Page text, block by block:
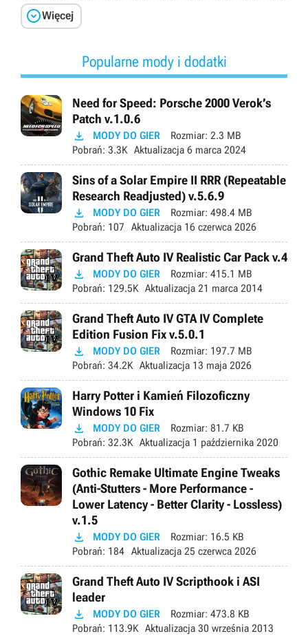
Więcej
Popularne mody i dodatki
Need for Speed: Porsche 2000 Verok’s
Patch v.1.0.6
 MODY DO GIER Rozmiar: 2.3 MB
Pobrań: 3.3K Aktualizacja 6 marca 2024
Sins of a Solar Empire II RRR (Repeatable
Research Readjusted) v.5.6.9
 MODY DO GIER Rozmiar: 498.4 MB
Pobrań: 107 Aktualizacja 16 czerwca 2026
Grand Theft Auto IV Realistic Car Pack v.4
 MODY DO GIER Rozmiar: 415.1 MB
Pobrań: 129.5K Aktualizacja 21 marca 2014
Grand Theft Auto IV GTA IV Complete
Edition Fusion Fix v.5.0.1
 MODY DO GIER Rozmiar: 197.7 MB
Pobrań: 34.2K Aktualizacja 13 maja 2026
Harry Potter i Kamień Filozoficzny
Windows 10 Fix
 MODY DO GIER Rozmiar: 81.7 KB
Pobrań: 32.3K Aktualizacja 1 października 2020
Gothic Remake Ultimate Engine Tweaks
(Anti-Stutters - More Performance -
Lower Latency - Better Clarity - Lossless)
v.1.5
 MODY DO GIER Rozmiar: 16.5 KB
Pobrań: 184 Aktualizacja 25 czerwca 2026
Grand Theft Auto IV Scripthook i ASI
leader
 MODY DO GIER Rozmiar: 473.8 KB
Pobrań: 113.9K Aktualizacja 30 września 2013